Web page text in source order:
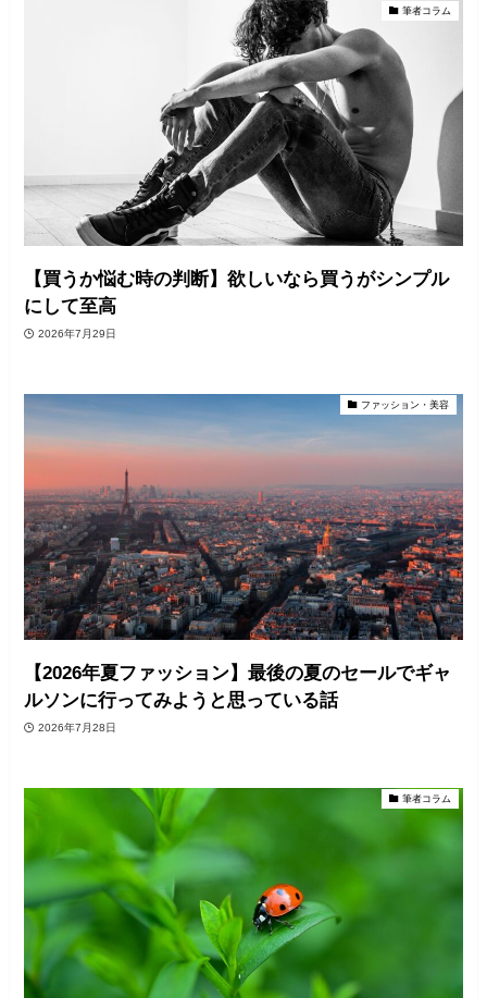
筆者コラム
【買うか悩む時の判断】欲しいなら買うがシンプル
にして至高
2026年7月29日
ファッション・美容
【2026年夏ファッション】最後の夏のセールでギャ
ルソンに行ってみようと思っている話
2026年7月28日
筆者コラム